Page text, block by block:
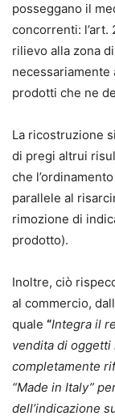
posseggano il
concorrenti: l’art.
rilievo alla zona
prodotti che ne
La ricostruzione
di pregi altrui
che
parallele al
rimozione di
prodotto).
Inoltre, ciò
al commercio,
quale “Integra il
vendita di oggetti
completamente
“Made in Italy”
dell’indicazione